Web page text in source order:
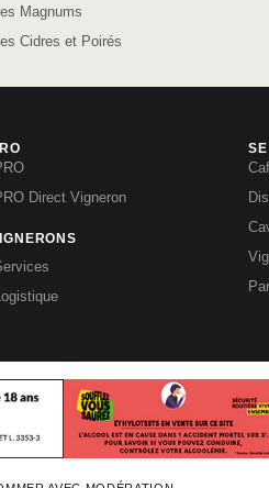
Magnums
Cidres et Poirés
Direct Vigneron